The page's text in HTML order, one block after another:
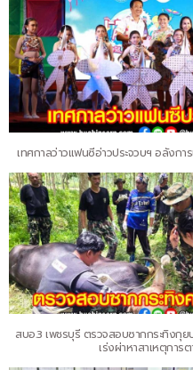
เทศกาลว่าวแฟนซีอ่าวประจวบฯ อลังกา
สบอ.3 เพชรบุรี ตรวจสอบซากกระทิงกุ
เร่งผ่าหาสาเหตุการ